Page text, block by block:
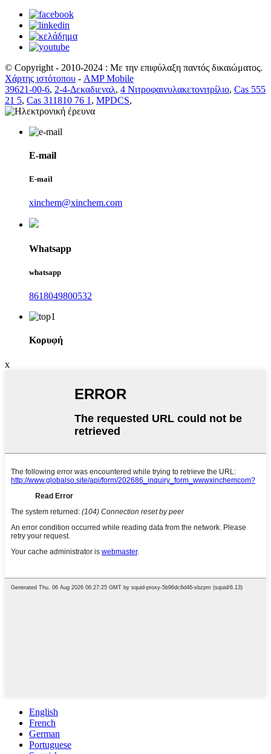
© Copyright - 2010-2024 : Με την επιφύλαξη παντός δικαιώματος.
Χάρτης ιστότοπου - AMP Mobile
39621-00-6, 2-4-Δεκαδιεναλ, 4 Νιτροφαινυλακετονιτρίλιο, Cas 555
21 5, Cas 311810 76 1 , MPDCS,
E-mail
E-mail
xinchem@xinchem.com
Whatsapp
whatsapp
8618049800532
Κορυφή
x
English
French
German
Portuguese